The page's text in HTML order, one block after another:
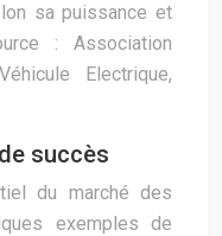
sa puissance et
: Association
Electrique,
succès
du marché des
exemples de